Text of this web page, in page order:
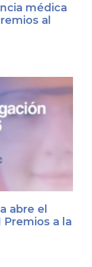
médica
al
abre el
Premios a la